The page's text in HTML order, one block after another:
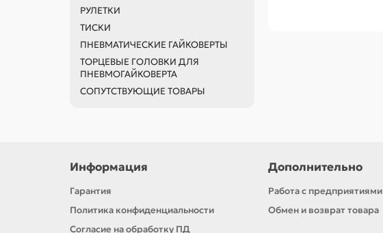
РУЛЕТКИ
ТИСКИ
ПНЕВМАТИЧЕСКИЕ ГАЙКОВЕРТЫ
ТОРЦЕВЫЕ ГОЛОВКИ ДЛЯ
ПНЕВМОГАЙКОВЕРТА
СОПУТСТВУЮЩИЕ ТОВАРЫ
Информация
Гарантия
Политика конфиденциальности
Согласие на обработку ПД
Дополнительно
Работа с предприятиями
Обмен и возврат товара